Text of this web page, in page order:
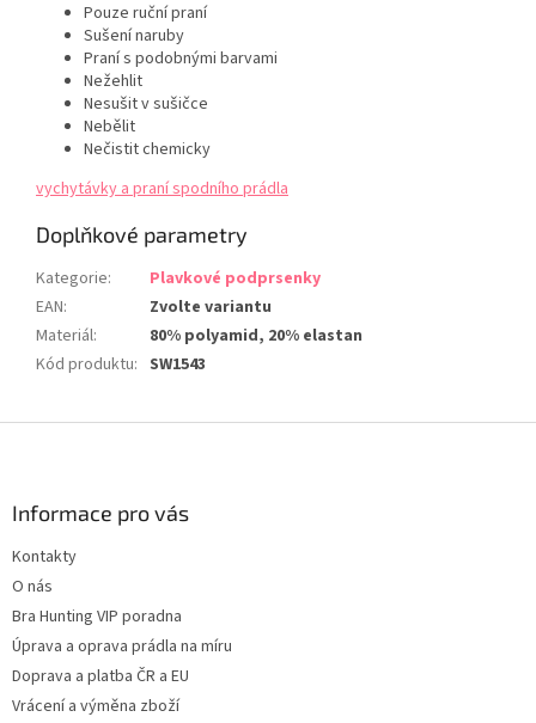
Pouze ruční praní
Sušení naruby
Praní s podobnými barvami
Nežehlit
Nesušit v sušičce
Nebělit
Nečistit chemicky
vychytávky a praní spodního prádla
Doplňkové parametry
Kategorie:
Plavkové podprsenky
EAN:
Zvolte variantu
Materiál:
80% polyamid, 20% elastan
Kód produktu: SW1543
Informace pro vás
Kontakty
O nás
Bra Hunting VIP poradna
Úprava a oprava prádla na míru
Doprava a platba ČR a EU
Vrácení a výměna zboží